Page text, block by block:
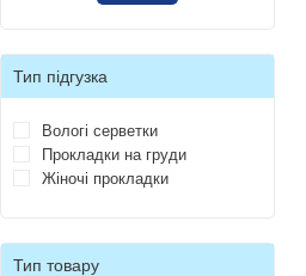
Тип підгузка
Вологі серветки
Прокладки на груди
Жіночі прокладки
Тип товару